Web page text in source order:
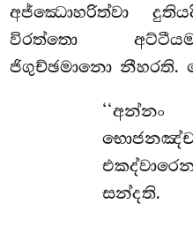
අජ්ඣොහරිත්වා
විරත්තො
ජිගුච්ඡමානො නීහරති.
භොජනඤ්ච
සන්දති.